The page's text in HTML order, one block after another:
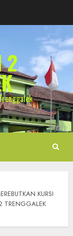
2
KURSI
TRENGGALEK